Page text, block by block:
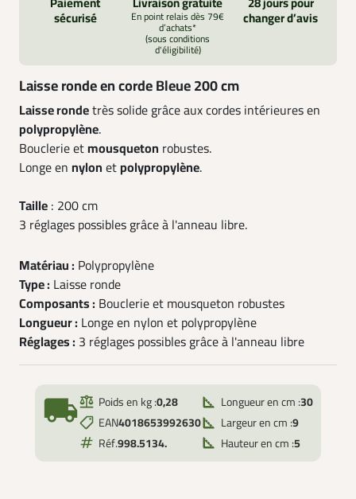
sécurisé
En point relais dès 79€
d’achats*
(sous conditions
d'éligibilité)
changer d’avis
Laisse ronde en corde Bleue 200 cm
Laisse rondetrès solide grâce aux cordes intérieures en
polypropylène.
Bouclerie etmousqueton robustes.
Longe en nylon etpolypropylène.
Taille : 200 cm
3 réglages possibles grâce à l'anneau libre.
Matériau : Polypropylène
Type : Laisse ronde
Composants : Bouclerie et mousqueton robustes
Longueur : Longe en nylon et polypropylène
Réglages : 3 réglages possibles grâce à l'anneau libre
local_shipping Poids en kg :0,28
EAN4018653992630
Réf.998.5134.
Longueur en cm :30
Largeur en cm :9
Hauteur en cm :5